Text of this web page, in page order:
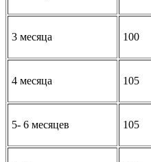
3 месяца 100
4 месяца 105
5- 6 месяцев 105